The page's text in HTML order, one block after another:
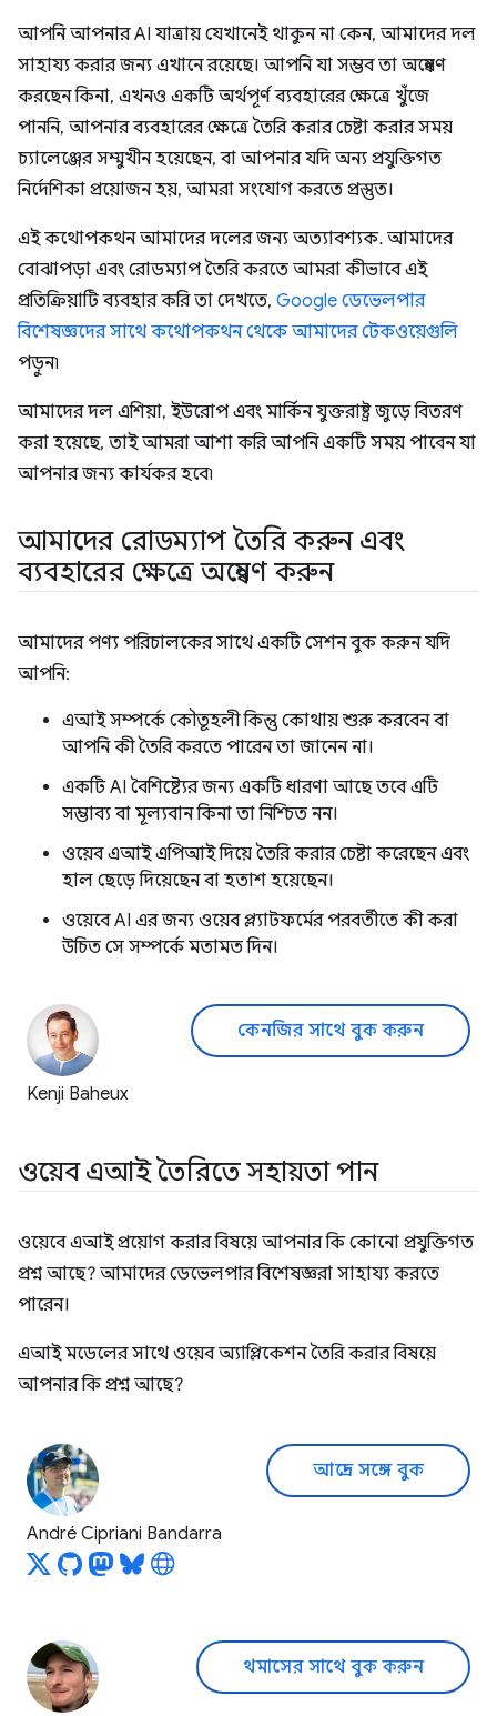
আপনি আপনার AI যাত্রায় যেখানেই থাকুন না কেন, আমাদের দল
সাহায্য করার জন্য এখানে রয়েছে। আপনি যা সম্ভব তা অন্বেষণ
করছেন কিনা, এখনও একটি অর্থপূর্ণ ব্যবহারের ক্ষেত্রে খুঁজে
পাননি, আপনার ব্যবহারের ক্ষেত্রে তৈরি করার চেষ্টা করার সময়
চ্যালেঞ্জের সম্মুখীন হয়েছেন, বা আপনার যদি অন্য প্রযুক্তিগত
নির্দেশিকা প্রয়োজন হয়, আমরা সংযোগ করতে প্রস্তুত।
এই কথোপকথন আমাদের দলের জন্য অত্যাবশ্যক. আমাদের
বোঝাপড়া এবং রোডম্যাপ তৈরি করতে আমরা কীভাবে এই
প্রতিক্রিয়াটি ব্যবহার করি তা দেখতে, Google ডেভেলপার
বিশেষজ্ঞদের সাথে কথোপকথন থেকে আমাদের টেকওয়েগুলি
পড়ুন৷
আমাদের দল এশিয়া, ইউরোপ এবং মার্কিন যুক্তরাষ্ট্র জুড়ে বিতরণ
করা হয়েছে, তাই আমরা আশা করি আপনি একটি সময় পাবেন যা
আপনার জন্য কার্যকর হবে৷
আমাদের রোডম্যাপ তৈরি করুন এবং
ব্যবহারের ক্ষেত্রে অন্বেষণ করুন
আমাদের পণ্য পরিচালকের সাথে একটি সেশন বুক করুন যদি
আপনি:
এআই সম্পর্কে কৌতূহলী কিন্তু কোথায় শুরু করবেন বা
আপনি কী তৈরি করতে পারেন তা জানেন না।
একটি AI বৈশিষ্ট্যের জন্য একটি ধারণা আছে তবে এটি
সম্ভাব্য বা মূল্যবান কিনা তা নিশ্চিত নন।
ওয়েব এআই এপিআই দিয়ে তৈরি করার চেষ্টা করেছেন এবং
হাল ছেড়ে দিয়েছেন বা হতাশ হয়েছেন।
ওয়েবে AI এর জন্য ওয়েব প্ল্যাটফর্মের পরবর্তীতে কী করা
উচিত সে সম্পর্কে মতামত দিন।
Kenji Baheux
কেনজির সাথে বুক করুন
ওয়েব এআই তৈরিতে সহায়তা পান
ওয়েবে এআই প্রয়োগ করার বিষয়ে আপনার কি কোনো প্রযুক্তিগত
প্রশ্ন আছে? আমাদের ডেভেলপার বিশেষজ্ঞরা সাহায্য করতে
পারেন।
এআই মডেলের সাথে ওয়েব অ্যাপ্লিকেশন তৈরি করার বিষয়ে
আপনার কি প্রশ্ন আছে?
André Cipriani Bandarra
আন্দ্রে সঙ্গে বুক
থমাসের সাথে বুক করুন